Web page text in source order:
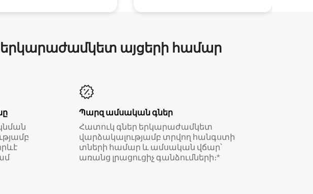
երկարաժամկետ այցերի համար
Պարզ ամսական գներ
Հատուկ գներ երկարաժամկետ
վարձակալությամբ տրվող հանգստի
տների համար և ամսական վճար՝
առանց լրացուցիչ գանձումների։*